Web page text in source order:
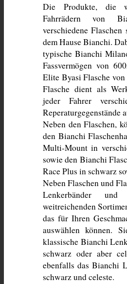
Die Produkte, die
Fahrrädern von
verschiedene Flaschen
dem Hause Bianchi.
typische Bianchi
Fassvermögen von
Elite Byasi Flasche
Flasche dient als
jeder Fahrer
Reperaturgegenstände
Neben den Flaschen,
den Bianchi
Multi-Mount in
sowie den Bianchi
Race Plus in schwarz
Neben Flaschen und
Lenkerbänder
weitreichenden
das für Ihren
auswählen können.
klassische Bianchi
schwarz oder aber
ebenfalls das Bianchi
schwarz und celeste.